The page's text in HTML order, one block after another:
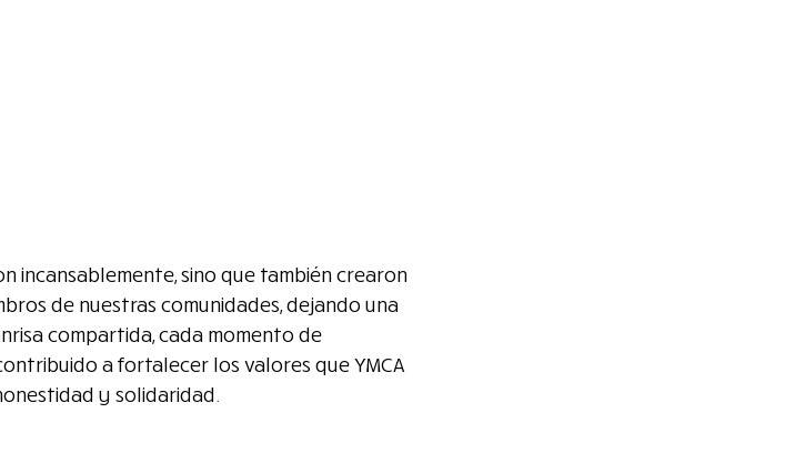
incansablemente, sino que también crearon
de nuestras comunidades, dejando una
compartida, cada momento de
a fortalecer los valores que YMCA
y solidaridad.